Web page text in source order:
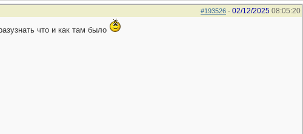
#193526 - 02/12/2025 08:05:20
что и как там было